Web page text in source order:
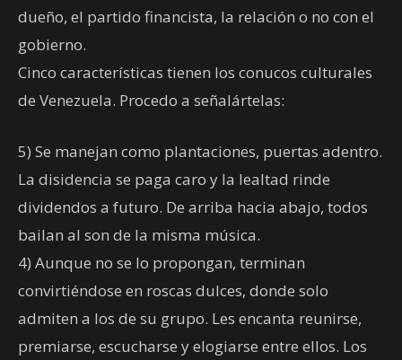
dueño, el partido financista, la relación o no con el
gobierno.
Cinco características tienen los conucos culturales
de Venezuela. Procedo a señalártelas:
5) Se manejan como plantaciones, puertas adentro.
La disidencia se paga caro y la lealtad rinde
dividendos a futuro. De arriba hacia abajo, todos
bailan al son de la misma música.
4) Aunque no se lo propongan, terminan
convirtiéndose en roscas dulces, donde solo
admiten a los de su grupo. Les encanta reunirse,
premiarse, escucharse y elogiarse entre ellos. Los